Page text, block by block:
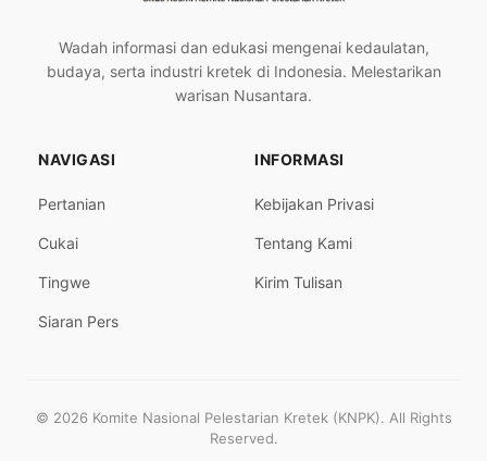
Wadah informasi dan edukasi mengenai kedaulatan,
budaya, serta industri kretek di Indonesia. Melestarikan
warisan Nusantara.
NAVIGASI
Pertanian
Cukai
Tingwe
Siaran Pers
INFORMASI
Kebijakan Privasi
Tentang Kami
Kirim Tulisan
© 2026 Komite Nasional Pelestarian Kretek (KNPK). All Rights
Reserved.